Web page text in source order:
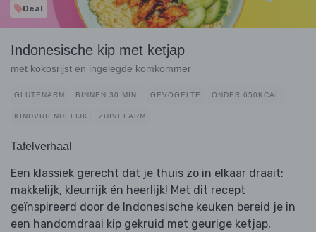
Deal
Indonesische kip met ketjap
met kokosrijst en ingelegde komkommer
GLUTENARM BINNEN 30 MIN. GEVOGELTE ONDER 650KCAL
KINDVRIENDELIJK ZUIVELARM
Tafelverhaal
Een klassiek gerecht dat je thuis zo in elkaar draait:
makkelijk, kleurrijk én heerlijk! Met dit recept
geïnspireerd door de Indonesische keuken bereid je in
een handomdraai kip gekruid met geurige ketjap,